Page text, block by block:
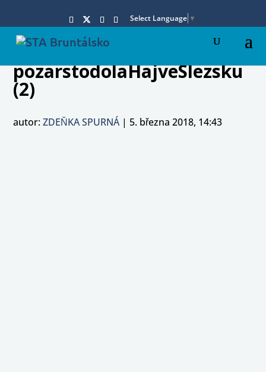
Select Language ▼
pozarstodolaHajveSlezsku
(2)
autor:ZDEŇKA SPURNÁ| 5. března 2018, 14:43